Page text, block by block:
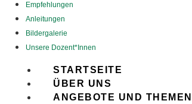
Empfehlungen
Anleitungen
Bildergalerie
Unsere Dozent*Innen
STARTSEITE
ÜBER UNS
ANGEBOTE UND THEMEN